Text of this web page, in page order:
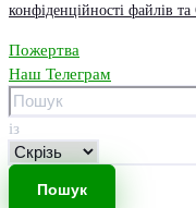
конфіденційності файлів
Пожертва
Наш Телеграм
із